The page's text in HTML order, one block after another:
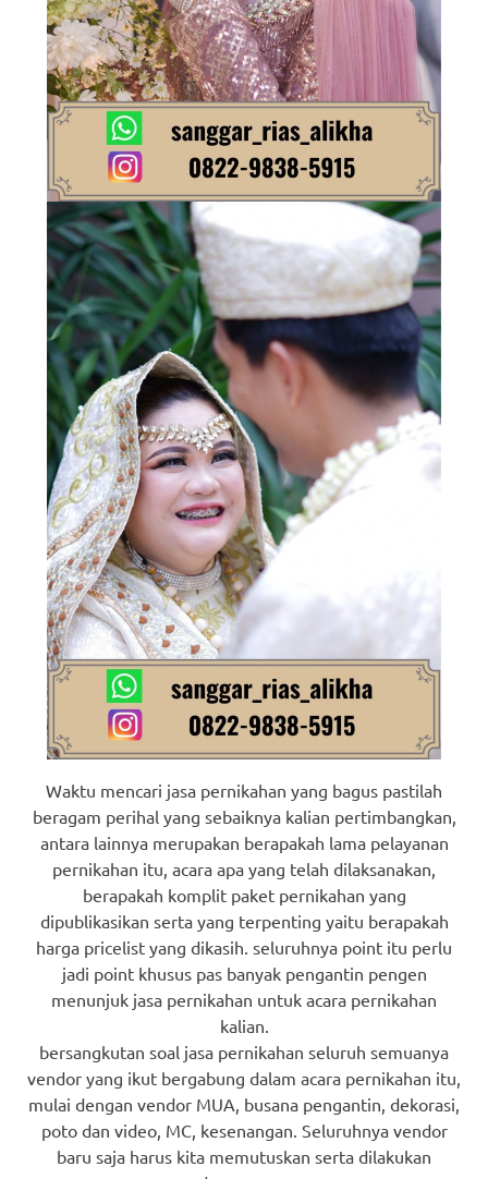
Waktu mencari jasa pernikahan yang bagus pastilah
beragam perihal yang sebaiknya kalian pertimbangkan,
antara lainnya merupakan berapakah lama pelayanan
pernikahan itu, acara apa yang telah dilaksanakan,
berapakah komplit paket pernikahan yang
dipublikasikan serta yang terpenting yaitu berapakah
harga pricelist yang dikasih. seluruhnya point itu perlu
jadi point khusus pas banyak pengantin pengen
menunjuk jasa pernikahan untuk acara pernikahan
kalian.
bersangkutan soal jasa pernikahan seluruh semuanya
vendor yang ikut bergabung dalam acara pernikahan itu,
mulai dengan vendor MUA, busana pengantin, dekorasi,
poto dan video, MC, kesenangan. Seluruhnya vendor
baru saja harus kita memutuskan serta dilakukan